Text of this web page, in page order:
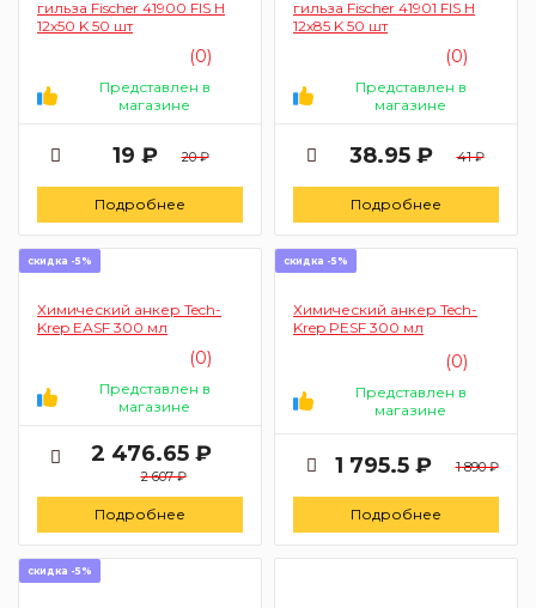
гильза Fischer 41900 FIS H
12x50 K 50 шт
(0)
Представлен в
магазине
19 ₽ 20 ₽
Подробнее
гильза Fischer 41901 FIS H
12x85 K 50 шт
(0)
Представлен в
магазине
38.95 ₽ 41 ₽
Подробнее
скидка -5%
Химический анкер Tech-
Krep EASF 300 мл
(0)
Представлен в
магазине
2 476.65 ₽
2 607 ₽
Подробнее
скидка -5%
Химический анкер Tech-
Krep PESF 300 мл
(0)
Представлен в
магазине
1 795.5 ₽ 1 890 ₽
Подробнее
скидка -5%